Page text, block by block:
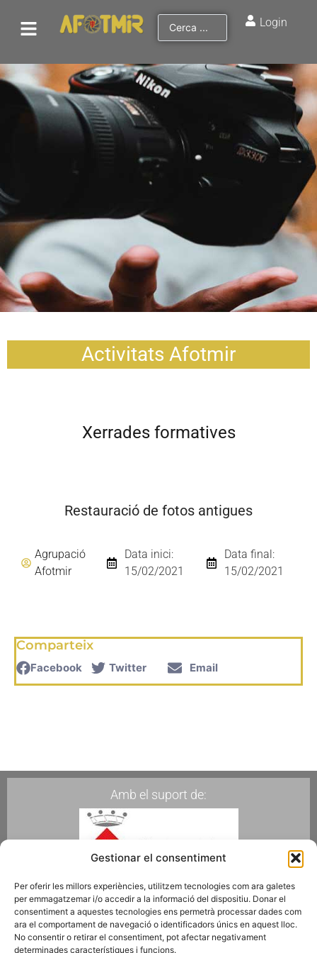
Gestionar el consentiment
Per oferir les millors experiències, utilitzem tecnologies com ara galetes
per emmagatzemar i/o accedir a la informació del dispositiu. Donar el
consentiment a aquestes tecnologies ens permetrà processar dades com
ara el comportament de navegació o identificadors únics en aquest lloc.
No consentir o retirar el consentiment, pot afectar negativament
determinades característiques i funcions.
Login
Activitats Afotmir
Xerrades formatives
Restauració de fotos antigues
Agrupació
Afotmir
Data inici:
15/02/2021
Data final:
15/02/2021
Comparteix
Facebook Twitter Email
Amb el suport de:
Membres de: